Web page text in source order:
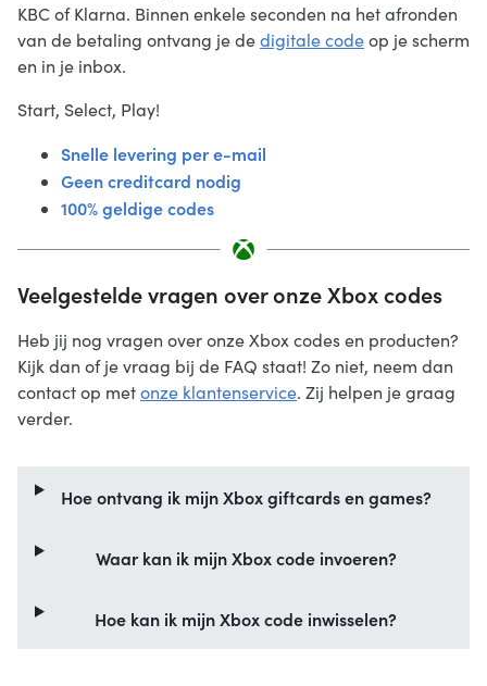
KBC of Klarna. Binnen enkele seconden na het afronden
van de betaling ontvang je dedigitale codeop je scherm
en in je inbox.
Start, Select, Play!
Snelle levering per e-mail
Geen creditcard nodig
100% geldige codes
Veelgestelde vragen over onze Xbox codes
Heb jij nog vragen over onze Xbox codes en producten?
Kijk dan of je vraag bij de FAQ staat! Zo niet, neem dan
contact op metonze klantenservice. Zij helpen je graag
verder.
Hoe ontvang ik mijn Xbox giftcards en games?
Waar kan ik mijn Xbox code invoeren?
Hoe kan ik mijn Xbox code inwisselen?